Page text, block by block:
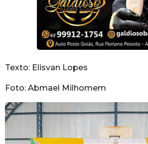
Texto: Elisvan Lopes
Foto: Abmael Milhomem